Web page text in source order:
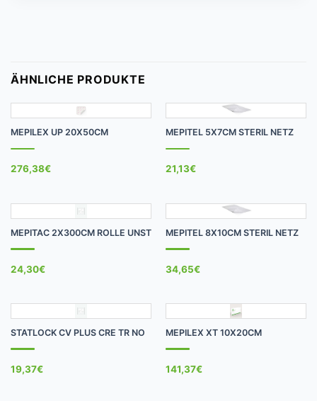
ÄHNLICHE PRODUKTE
MEPILEX UP 20X50CM
276,38€
MEPITEL 5X7CM STERIL NETZ
21,13€
MEPITAC 2X300CM ROLLE UNST
24,30€
MEPITEL 8X10CM STERIL NETZ
34,65€
STATLOCK CV PLUS CRE TR NO
19,37€
MEPILEX XT 10X20CM
141,37€